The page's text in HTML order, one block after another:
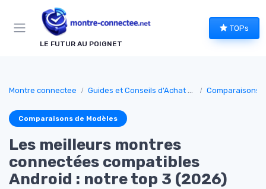
LE FUTUR AU POIGNET
TOPs
Montre connectee Guides et Conseils d'Achat montee connectée Comparaisons
Comparaisons de Modèles
Les meilleurs montres
connectées compatibles
Android : notre top 3 (2026)
Panneau de gestion des cookies